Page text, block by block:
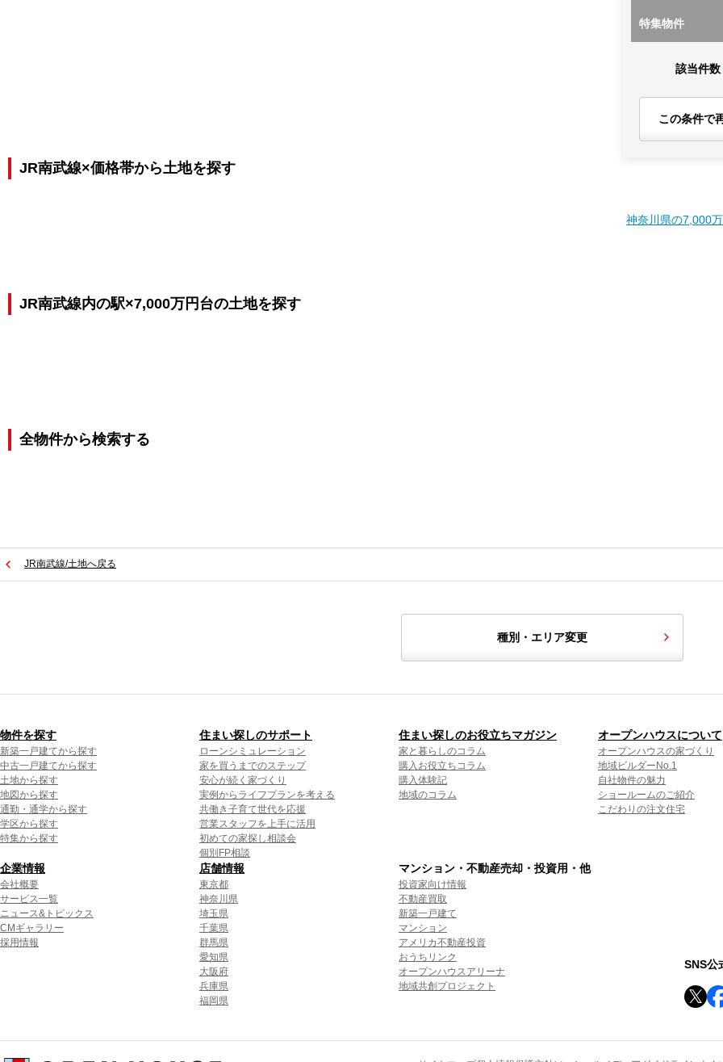
特集物件
該当件数
この条件で
JR南武線×価格帯から土地を探す
神奈川県の7,000
JR南武線内の駅×7,000万円台の土地を探す
全物件から検索する
JR南武線/土地へ戻る
種別・エリア変更
物件を探す
新築一戸建てから探す
中古一戸建てから探す
土地から探す
地図から探す
通勤・通学から探す
学区から探す
特集から探す
住まい探しのサポート
ローンシミュレーション
家を買うまでのステップ
安心が続く家づくり
実例からライフプランを考える
共働き子育て世代を応援
営業スタッフを上手に活用
初めての家探し相談会
個別FP相談
住まい探しのお役立ちマガジン
家と暮らしのコラム
購入お役立ちコラム
購入体験記
地域のコラム
オープンハウスについて
オープンハウスの家づくり
地域ビルダーNo.1
自社物件の魅力
ショールームのご紹介
こだわりの注文住宅
企業情報
会社概要
サービス一覧
ニュース&トピックス
CMギャラリー
採用情報
店舗情報
東京都
神奈川県
埼玉県
千葉県
群馬県
愛知県
大阪府
兵庫県
福岡県
マンション・不動産売却・投資用・他
投資家向け情報
不動産買取
新築一戸建て
マンション
アメリカ不動産投資
おうちリンク
オープンハウスアリーナ
地域共創プロジェクト
SNS公